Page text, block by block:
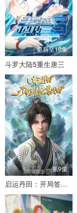
更新至10集
斗罗大陆5重生唐三
第9集
启运丹田：开局签到至尊丹田